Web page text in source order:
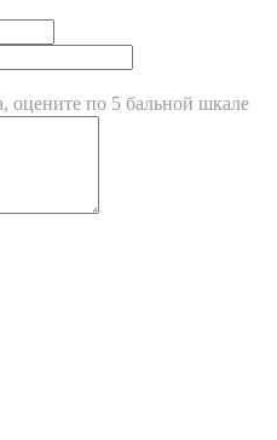
оцените по 5 бальной шкале